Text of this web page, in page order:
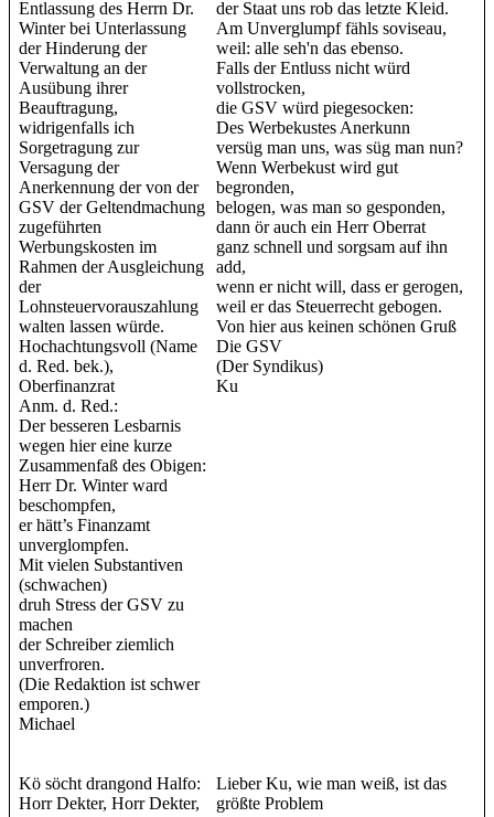
Entlassung des Herrn Dr.
Winter bei Unterlassung
der Hinderung der
Verwaltung an der
Ausübung ihrer
Beauftragung,
widrigenfalls ich
Sorgetragung zur
Versagung der
Anerkennung der von der
GSV der Geltendmachung
zugeführten
Werbungskosten im
Rahmen der Ausgleichung
der
Lohnsteuervorauszahlung
walten lassen würde.
Hochachtungsvoll (Name
d. Red. bek.),
Oberfinanzrat
Anm. d. Red.:
Der besseren Lesbarnis
wegen hier eine kurze
Zusammenfaß des Obigen:
Herr Dr. Winter ward
beschompfen,
er hätt’s Finanzamt
unverglompfen.
Mit vielen Substantiven
(schwachen)
druh Stress der GSV zu
machen
der Schreiber ziemlich
unverfroren.
(Die Redaktion ist schwer
emporen.)
Michael
der Staat uns rob das letzte Kleid.
Am Unverglumpf fähls soviseau,
weil: alle seh'n das ebenso.
Falls der Entluss nicht würd
vollstrocken,
die GSV würd piegesocken:
Des Werbekustes Anerkunn
versüg man uns, was süg man nun?
Wenn Werbekust wird gut
begronden,
belogen, was man so gesponden,
dann ör auch ein Herr Oberrat
ganz schnell und sorgsam auf ihn
add,
wenn er nicht will, dass er gerogen,
weil er das Steuerrecht gebogen.
Von hier aus keinen schönen Gruß
Die GSV
(Der Syndikus)
Ku
Kö söcht drangond Halfo:
Horr Dekter, Horr Dekter,
Lieber Ku, wie man weiß, ist das
größte Problem